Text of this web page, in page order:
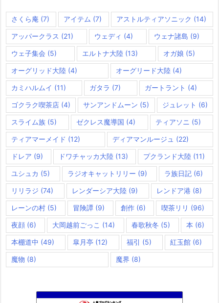
さくら庵 (7) アイテム (7) アストルティアソニック (14)
アッパークラス (21) ウェディ (4) ウェナ諸島 (9)
ウェ子集会 (5) エルトナ大陸 (13) オガ娘 (5)
オーグリッド大陸 (4) オーグリード大陸 (4)
カミハルムイ (11) ガタラ (7) ガートラント (4)
ゴクラク喫茶店 (4) サンアンドムーン (5) ジュレット (6)
スライム族 (5) ゼクレス魔導国 (4) ティアソニ (5)
ティアマーメイド (12) ディアマンルージュ (22)
ドレア (9) ドワチャッカ大陸(13) プクランド大陸 (11)
ユシュカ (5) ラジオキャットリリー (9) ラ族日記 (6)
リリラジ (74) レンダーシア大陸 (9) レンドア港 (8)
レーンの村 (5) 冒険譚(9) 創作(6) 喫茶リリ (96)
夜顔 (6) 大岡越前ごっこ (14) 春歌秋冬 (5) 本 (6)
本棚道中 (49) 皐月亭 (12) 福引 (5) 紅玉館(6)
魔物 (8) 魔界 (8)